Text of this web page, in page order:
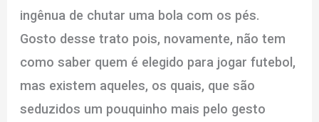
ingênua de chutar uma bola com os pés.
Gosto desse trato pois, novamente, não tem
como saber quem é elegido para jogar futebol,
mas existem aqueles, os quais, que são
seduzidos um pouquinho mais pelo gesto